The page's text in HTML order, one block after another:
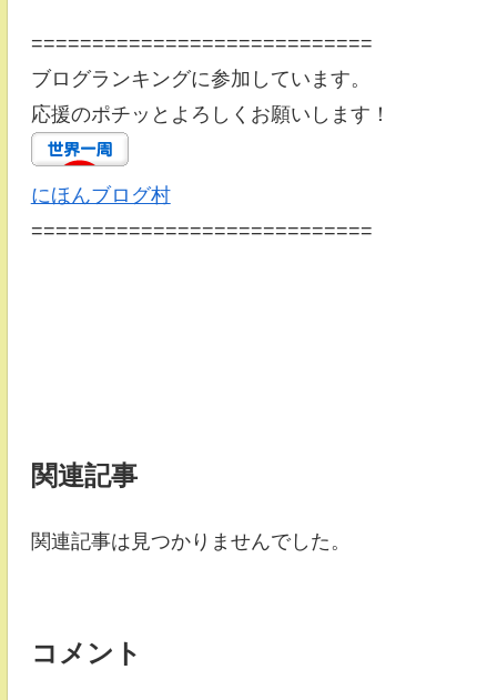
============================
ブログランキングに参加しています。
応援のポチッとよろしくお願いします！
にほんブログ村
============================
関連記事
関連記事は見つかりませんでした。
コメント